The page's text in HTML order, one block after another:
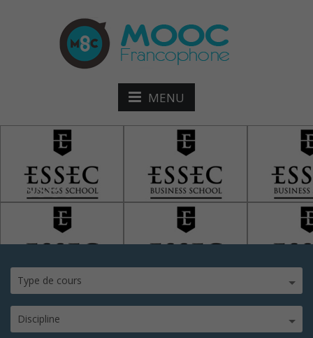
MENU
Essec
Type de cours
Discipline